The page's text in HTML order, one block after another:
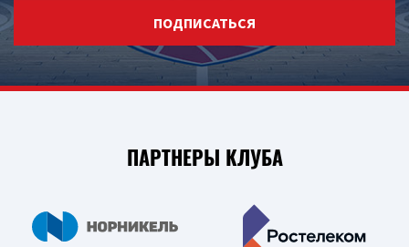
ПОДПИСАТЬСЯ
ПАРТНЕРЫ КЛУБА